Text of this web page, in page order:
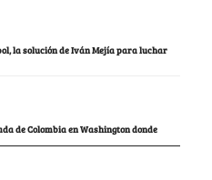
la solución de Iván Mejía para luchar
de Colombia en Washington donde